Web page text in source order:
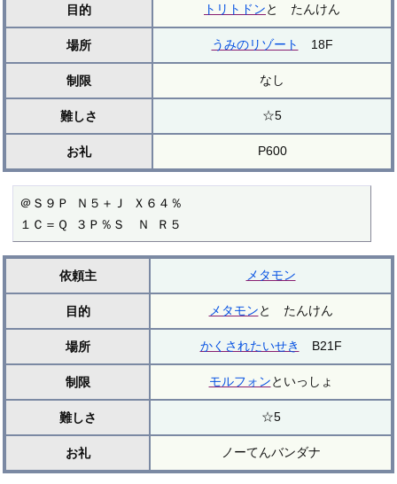
目的 トリトドンと たんけん
場所 うみのリゾート 18F
制限 なし
難しさ ☆5
お礼 P600
＠Ｓ９Ｐ Ｎ５＋Ｊ Ｘ６４％
１Ｃ＝Ｑ ３Ｐ％Ｓ　Ｎ Ｒ５
依頼主 メタモン
目的 メタモンと たんけん
場所 かくされたいせき B21F
制限 モルフォンといっしょ
難しさ ☆5
お礼 ノーてんバンダナ